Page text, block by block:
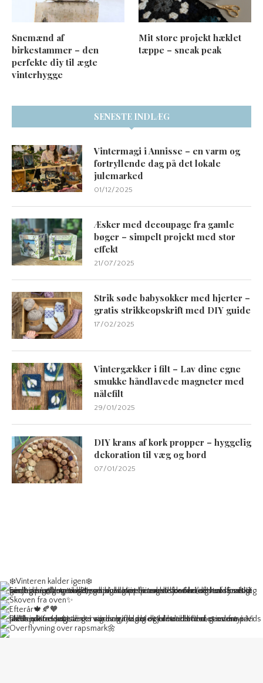
Snemænd af
birkestammer – den
perfekte diy til ægte
vinterhygge
Mit store projekt hæklet
tæppe – sneak peak
SENESTE INDLÆG
Vintermagi i Annisse – en varm og
fortryllende dag på det lokale
julemarked
01/12/2025
Æsker med decoupage fra gamle
bøger – simpelt projekt med stor
effekt
21/07/2025
Strik søde babysokker med hjerter –
gratis strikkeopskrift med DIY guide
17/02/2025
Vintergækker i filt – Lav dine egne
smukke håndlavede magneter med
nålefilt
29/01/2025
DIY krans af kork propper – hyggelig
dekoration til væg og bord
07/01/2025